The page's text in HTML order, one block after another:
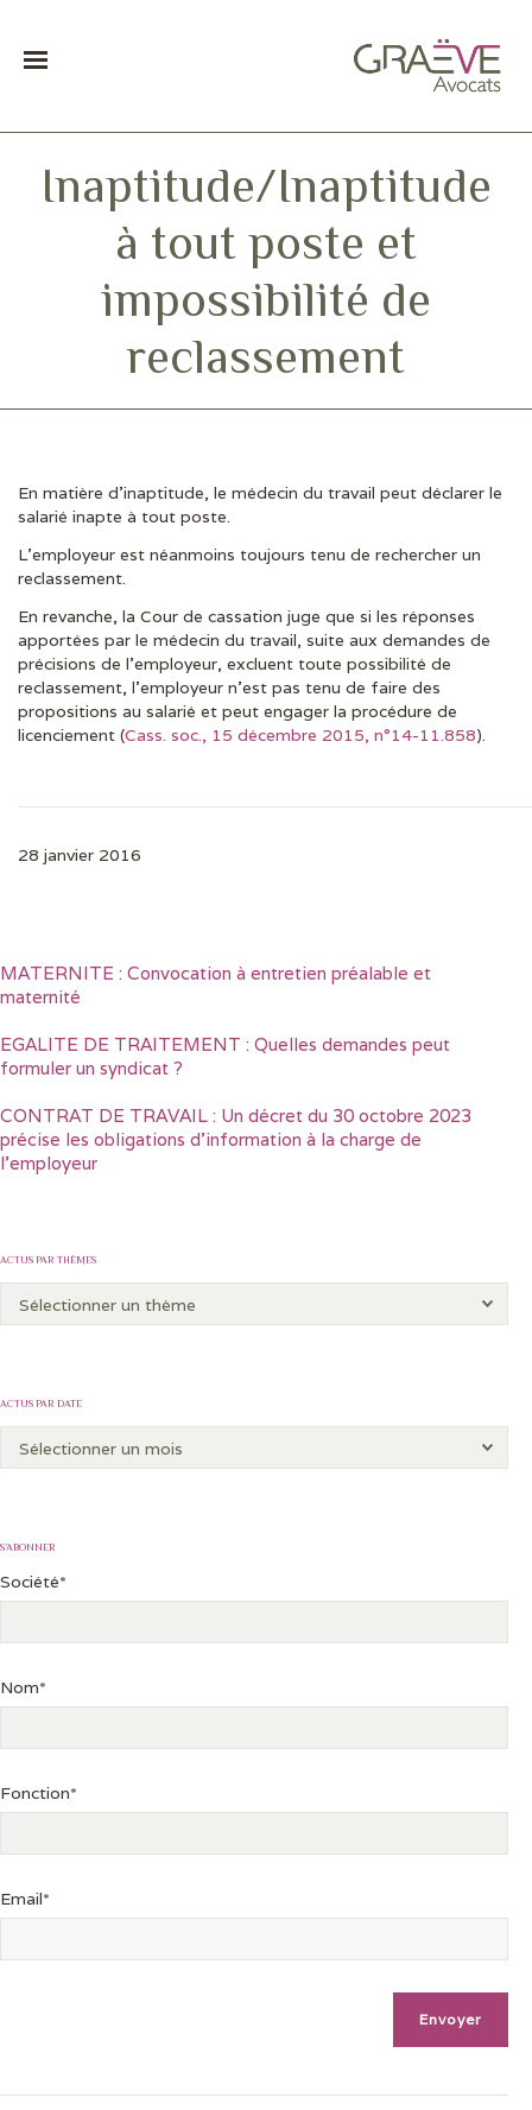
Inaptitude/Inaptitude
à tout poste et
impossibilité de
reclassement
En matière d’inaptitude, le médecin du travail peut déclarer le
salarié inapte à tout poste.
L’employeur est néanmoins toujours tenu de rechercher un
reclassement.
En revanche, la Cour de cassation juge que si les réponses
apportées par le médecin du travail, suite aux demandes de
précisions de l’employeur, excluent toute possibilité de
reclassement, l’employeur n’est pas tenu de faire des
propositions au salarié et peut engager la procédure de
licenciement (Cass. soc., 15 décembre 2015, n°14-11.858).
28 janvier 2016
DERNIÈRES ACTUS
MATERNITE : Convocation à entretien préalable et
maternité
EGALITE DE TRAITEMENT : Quelles demandes peut
formuler un syndicat ?
CONTRAT DE TRAVAIL : Un décret du 30 octobre 2023
précise les obligations d’information à la charge de
l’employeur
ACTUS PAR THÈMES
ACTUS PAR DATE
S’ABONNER
Société*
Nom*
Fonction*
Email*